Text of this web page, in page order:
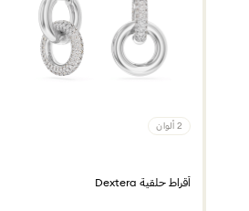
2 ألوان
أقراط حلقية Dextera